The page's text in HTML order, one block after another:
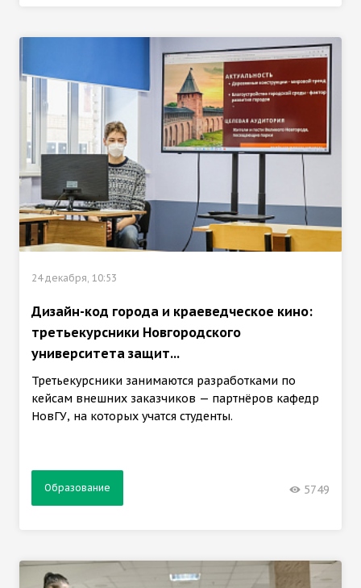
24 декабря, 10:53
Дизайн-код города и краеведческое кино:
третьекурсники Новгородского
университета защит...
Третьекурсники занимаются разработками по
кейсам внешних заказчиков — партнёров кафедр
НовГУ, на которых учатся студенты.
Образование 5749